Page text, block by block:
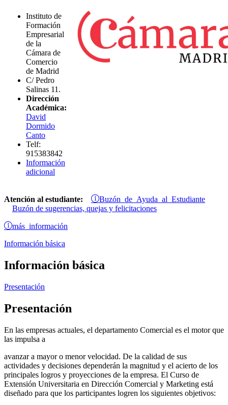
Instituto de
Formación
Empresarial
de la
Cámara de
Comercio
de Madrid
C/ Pedro
Salinas 11.
Dirección
Académica:
David
Dormido
Canto
Telf:
915383842
Información
adicional
Atención al estudiante: Buzón de Ayuda al Estudiante
Buzón de sugerencias, quejas y felicitaciones
más información
Información básica
Información básica
Presentación
Presentación
En las empresas actuales, el departamento Comercial es el motor que
las impulsa a
avanzar a mayor o menor velocidad. De la calidad de sus
actividades y decisiones dependerán la magnitud y el acierto de los
principales logros y proyecciones de la empresa. El Curso de
Extensión Universitaria en Dirección Comercial y Marketing está
diseñado para que los participantes logren los siguientes objetivos: